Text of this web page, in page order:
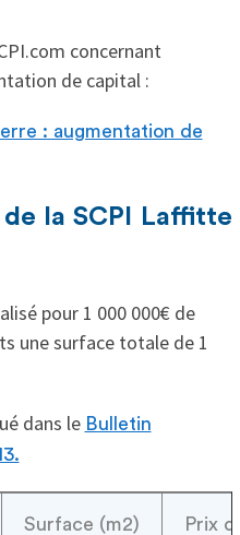
concernant
de capital :
: augmentation de
de la SCPI Laffitte
pour 1 000 000€ de
une surface totale de 1
dans le Bulletin
Surface (m2) Prix